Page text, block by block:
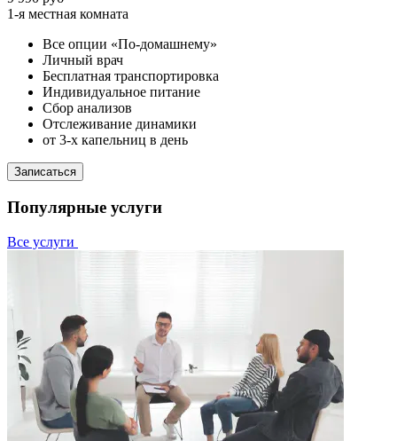
1-я местная комната
Все опции «По-домашнему»
Личный врач
Бесплатная транспортировка
Индивидуальное питание
Сбор анализов
Отслеживание динамики
от 3-х капельниц в день
Записаться
Популярные услуги
Все услуги